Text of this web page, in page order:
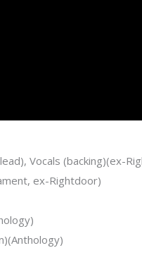
Vocals (backing)(ex-
ex-Rightdoor)